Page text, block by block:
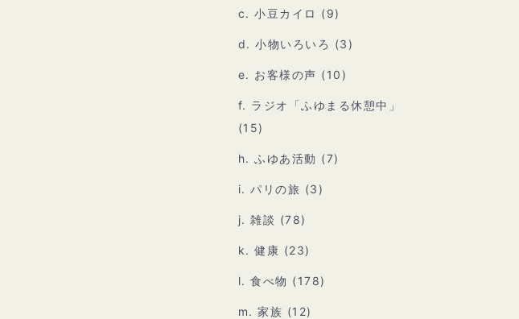
c. 小豆カイロ (9)
d. 小物いろいろ (3)
e. お客様の声 (10)
f. ラジオ「ふゆまる休憩中」
(15)
h. ふゆあ活動 (7)
i. パリの旅 (3)
j. 雑談 (78)
k. 健康 (23)
l. 食べ物 (178)
m. 家族 (12)